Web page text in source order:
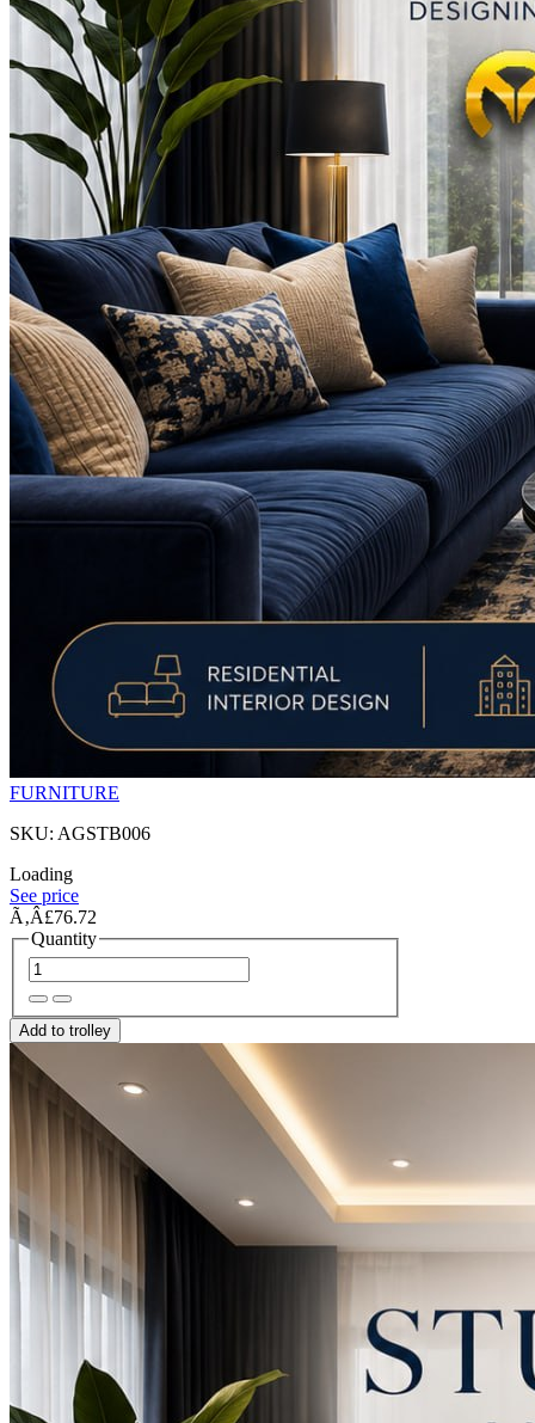
FURNITURE
SKU: AGSTB006
Loading
See price
Ã‚Â£76.72
Quantity
Add to trolley